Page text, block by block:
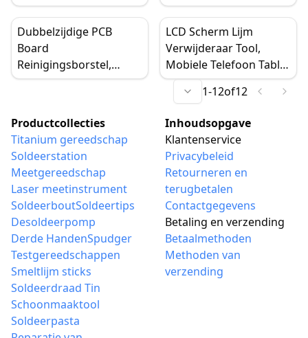
Residu, Katoen met
Hoge Dichtheid voor
Precisie
Telefoonreparatie,
Multifunctionele
Set voor Elektronisch
Moederbord PCB
Keyboard Computer
Dubbelzijdige PCB
Board
Reinigingsborstel,
Antistatische IC Chip
Bewerking,
Computer/Mobiele
Stofreiniging
LCD Scherm Lijm
Verwijderaar Tool,
Mobiele Telefoon Tablet
Adhesive Reparatie
Schraper, Professionele
1-12of12
Productcollecties
Titanium gereedschap
Soldeerstation
Meetgereedschap
Laser meetinstrument
SoldeerboutSoldeertips
Desoldeerpomp
Derde HandenSpudger
Testgereedschappen
Smeltlijm sticks
Soldeerdraad Tin
Schoonmaaktool
Soldeerpasta
Inhoudsopgave
Klantenservice
Privacybeleid
Retourneren en
terugbetalen
Contactgegevens
Betaling en verzending
Betaalmethoden
Methoden van
verzending